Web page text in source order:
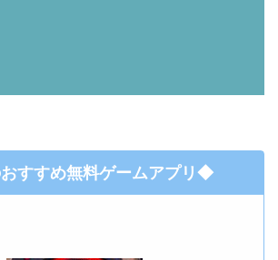
すすめ無料ゲームアプリ◆